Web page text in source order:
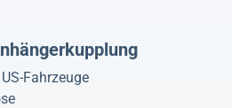
Fahrzeuge